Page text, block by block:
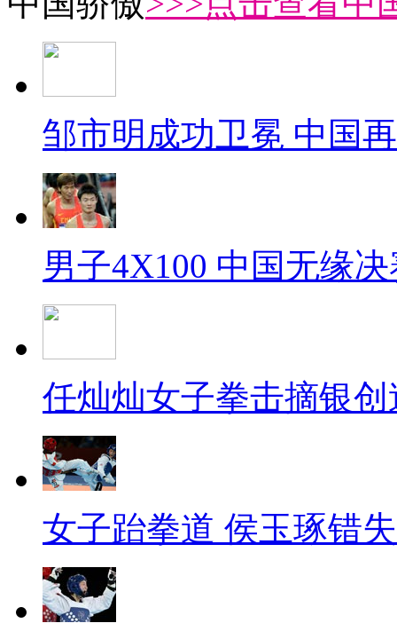
邹市明成功卫冕 中国
男子4X100 中国无缘
任灿灿女子拳击摘银
女子跆拳道 侯玉琢错